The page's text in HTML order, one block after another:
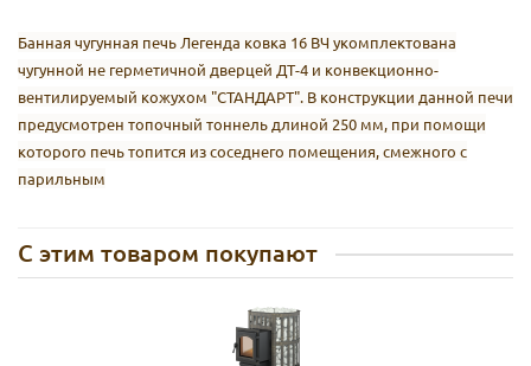
Банная чугунная печь Легенда ковка 16 ВЧ укомплектована
чугунной не герметичной дверцей ДТ-4 и конвекционно-
вентилируемый кожухом "СТАНДАРТ". В конструкции данной печи
предусмотрен топочный тоннель длиной 250 мм, при помощи
которого печь топится из соседнего помещения, смежного с
парильным
С этим товаром покупают